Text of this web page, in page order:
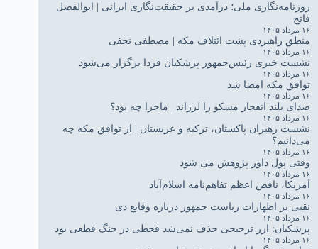
روزنامه‌نگاری ملی؛ درآمدی بر حقیقت‌نگاری ایرانی | ابوالفضل
فاتح
۱۶ مرداد ۱۴۰۵
منطق راهبردی پشت ائتلاف مکه | مصطفی نجفی
۱۶ مرداد ۱۴۰۵
نشست خبری رئیس‌جمهور پزشکیان فردا برگزار می‌شود
۱۶ مرداد ۱۴۰۵
توافق مکه امضا شد
۱۶ مرداد ۱۴۰۵
صدای بلند انفجار مسکو را لرزاند | ماجرا چه بود؟
۱۶ مرداد ۱۴۰۵
نشست رهبران پاکستان، ترکیه و عربستان | از توافق مکه چه
می‌دانیم؟
۱۶ مرداد ۱۴۰۵
وقتی پول داور پژوهش می شود
۱۶ مرداد ۱۴۰۵
آمریکا، ناقض اعظم تفاهم‌نامه اسلام‌آباد
۱۶ مرداد ۱۴۰۵
نقبی بر اظهارات ریاست جمهور درباره وقایع دی
۱۶ مرداد ۱۴۰۵
پزشکیان: ارز ترجیحی حذف نمی‌شد قحطی در جنگ قطعی بود
۱۶ مرداد ۱۴۰۵